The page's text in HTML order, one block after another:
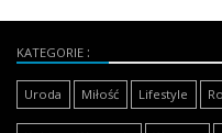
KATEGORIE
Uroda Miłość Lifestyle